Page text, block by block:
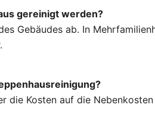
gereinigt werden?
Gebäudes ab. In
die Kosten auf die